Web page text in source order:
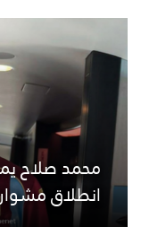
محمد صلاح
انطلاق